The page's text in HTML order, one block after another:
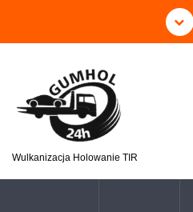
Wulkanizacja Holowanie TIR